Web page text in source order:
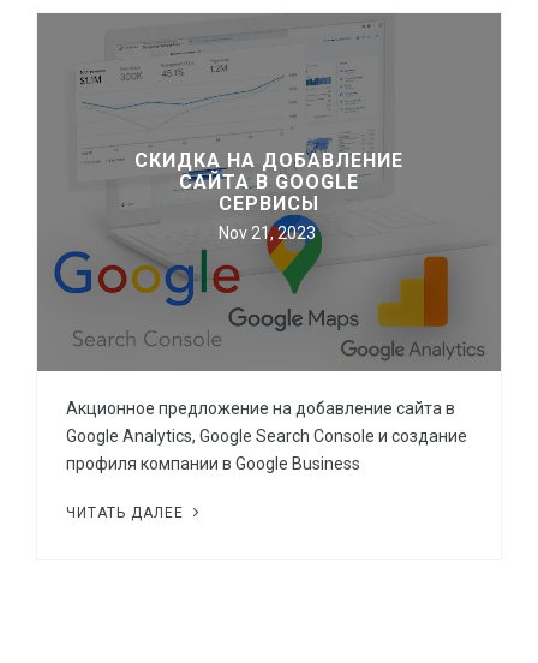
СКИДКА НА ДОБАВЛЕНИЕ
САЙТА В GOOGLE
СЕРВИСЫ
Nov 21, 2023
Акционное предложение на добавление сайта в
Google Analytics, Google Search Console и создание
профиля компании в Google Business
ЧИТАТЬ ДАЛЕЕ